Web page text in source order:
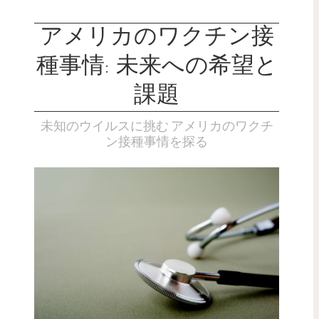
アメリカのワクチン接
種事情: 未来への希望と
課題
未知のウイルスに挑む アメリカのワクチ
ン接種事情を探る